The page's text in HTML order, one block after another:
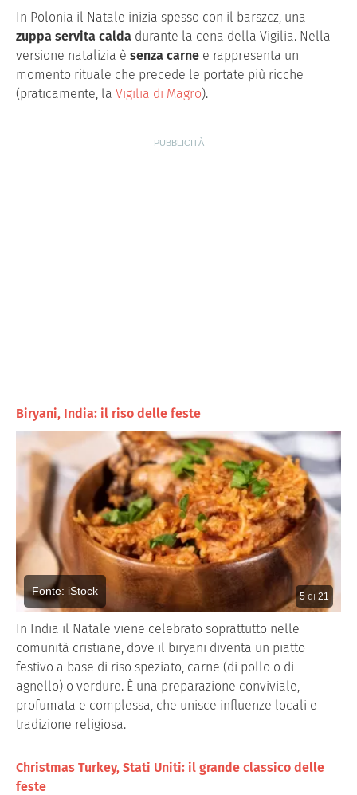
In Polonia il Natale inizia spesso con il barszcz, una
zuppa servita calda durante la cena della Vigilia. Nella
versione natalizia è senza carne e rappresenta un
momento rituale che precede le portate più ricche
(praticamente, la Vigilia di Magro).
Biryani, India: il riso delle feste
5 di 21
Fonte: iStock
In India il Natale viene celebrato soprattutto nelle
comunità cristiane, dove il biryani diventa un piatto
festivo a base di riso speziato, carne (di pollo o di
agnello) o verdure. È una preparazione conviviale,
profumata e complessa, che unisce influenze locali e
tradizione religiosa.
Christmas Turkey, Stati Uniti: il grande classico delle
feste